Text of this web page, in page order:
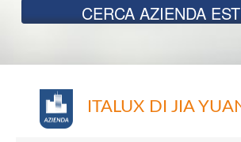
CERCA AZIENDA
ITALUX DI JIA